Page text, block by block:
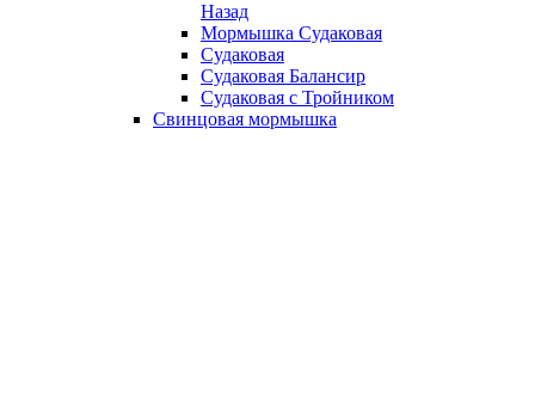
Назад
Мормышка Судаковая
Судаковая
Судаковая Балансир
Судаковая с Тройником
Свинцовая мормышка